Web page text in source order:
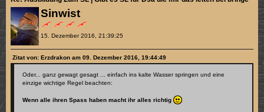
Sinwist
15. Dezember 2016, 21:39:25
Zitat von: Erzdrakon am 09. Dezember 2016, 19:44:49
Oder... ganz gewagt gesagt ... einfach ins kalte Wasser springen und eine
einzige wichtige Regel beachten:
Wenn alle ihren Spass haben macht ihr alles richtig